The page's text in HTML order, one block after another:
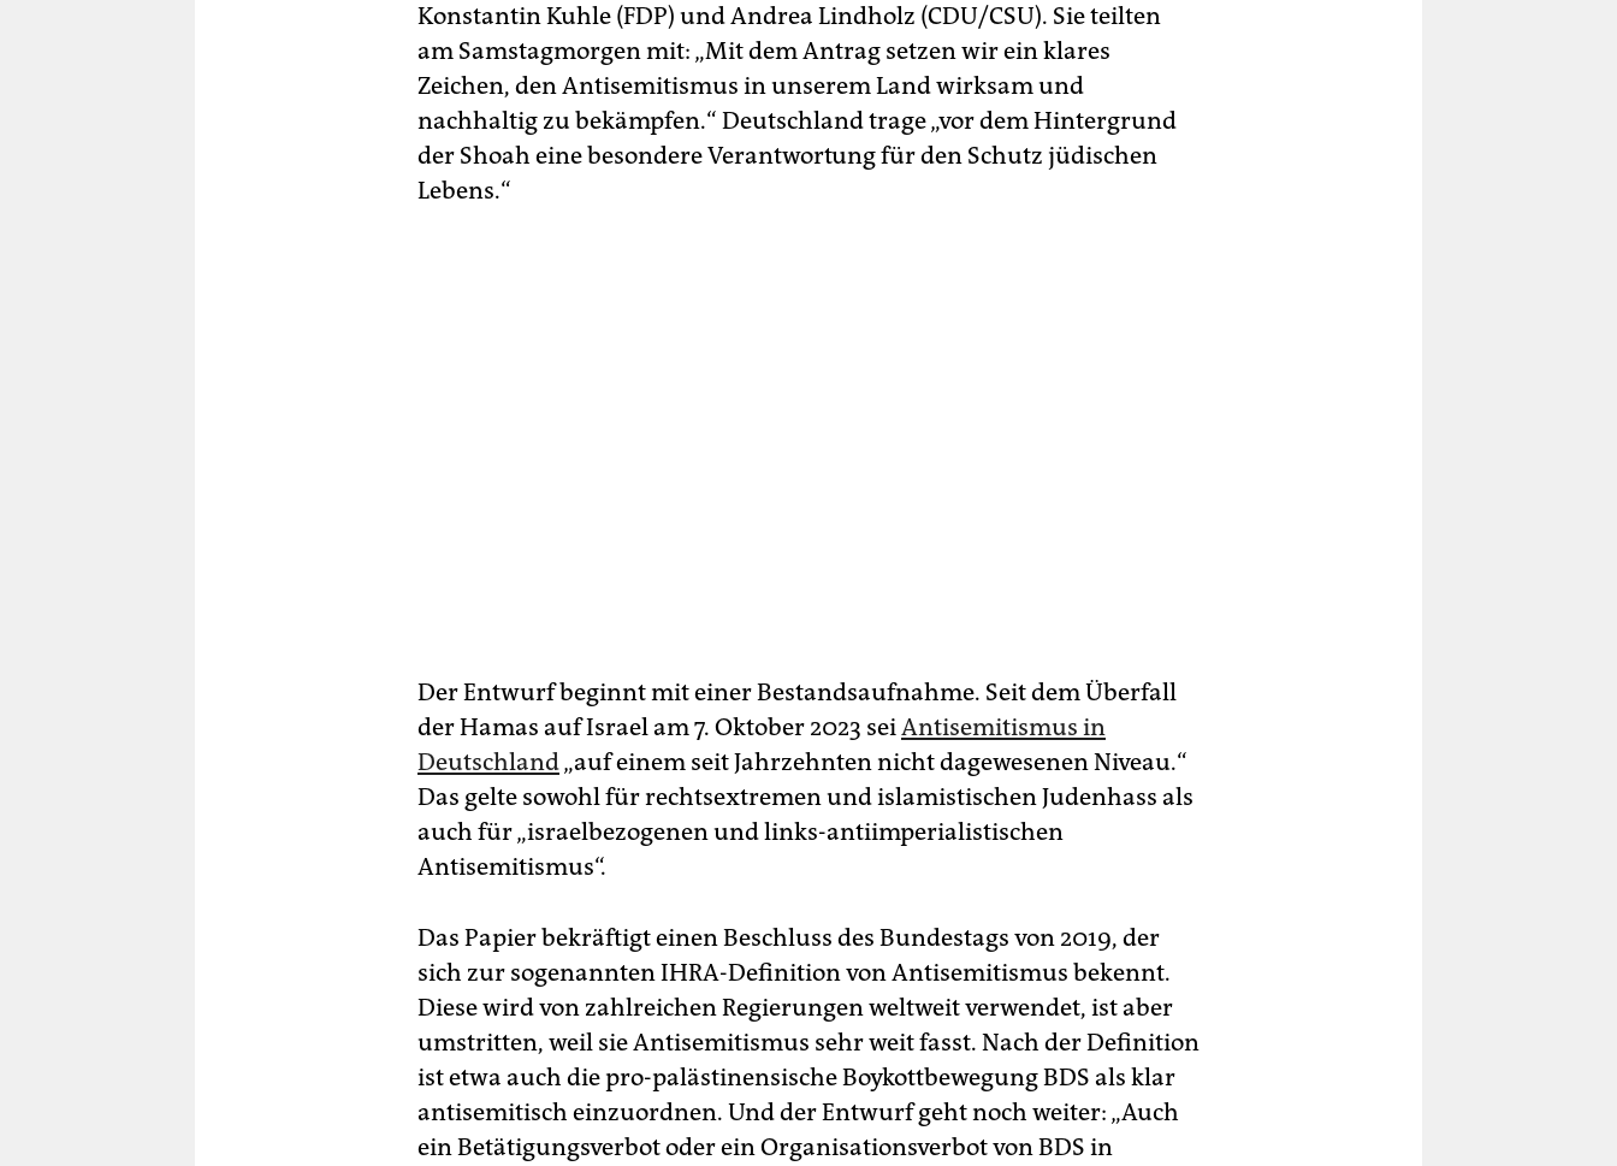
Konstantin Kuhle (FDP) und Andrea Lindholz (CDU/CSU). Sie teilten
am Samstagmorgen mit: „Mit dem Antrag setzen wir ein klares
Zeichen, den Antisemitismus in unserem Land wirksam und
nachhaltig zu bekämpfen.“ Deutschland trage „vor dem Hintergrund
der Shoah eine besondere Verantwortung für den Schutz jüdischen
Lebens.“
Der Entwurf beginnt mit einer Bestandsaufnahme. Seit dem Überfall
der Hamas auf Israel am 7. Oktober 2023 seiAntisemitismus in
Deutschland„auf einem seit Jahrzehnten nicht dagewesenen Niveau.“
Das gelte sowohl für rechtsextremen und islamistischen Judenhass als
auch für „israelbezogenen und links-antiimperialistischen
Antisemitismus“.
Das Papier bekräftigt einen Beschluss des Bundestags von 2019, der
sich zur sogenannten IHRA-Definition von Antisemitismus bekennt.
Diese wird von zahlreichen Regierungen weltweit verwendet, ist aber
umstritten, weil sie Antisemitismus sehr weit fasst. Nach der Definition
ist etwa auch die pro-palästinensische Boykottbewegung BDS als klar
antisemitisch einzuordnen. Und der Entwurf geht noch weiter: „Auch
ein Betätigungsverbot oder ein Organisationsverbot von BDS in